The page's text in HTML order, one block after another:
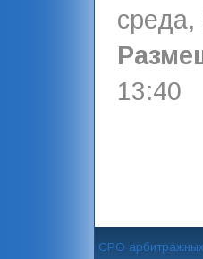
среда,
13:40
СРО